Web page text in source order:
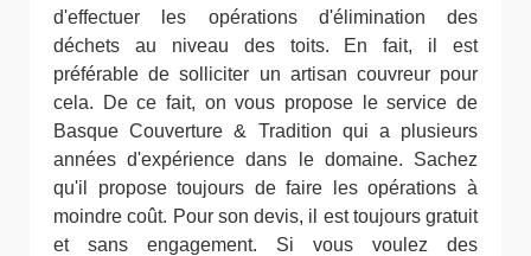
d'effectuer les opérations d'élimination des
déchets au niveau des toits. En fait, il est
préférable de solliciter un artisan couvreur pour
cela. De ce fait, on vous propose le service de
Basque Couverture & Tradition qui a plusieurs
années d'expérience dans le domaine. Sachez
qu'il propose toujours de faire les opérations à
moindre coût. Pour son devis, il est toujours gratuit
et sans engagement. Si vous voulez des